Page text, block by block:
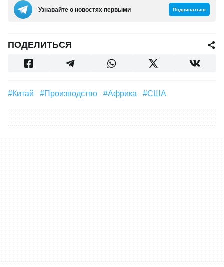
Узнавайте о новостях первыми Подписаться
ПОДЕЛИТЬСЯ
#Китай #производство #Африка #США